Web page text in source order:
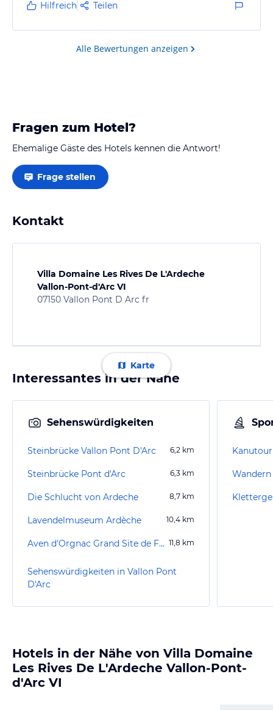
Hilfreich Teilen
Alle Bewertungen anzeigen
Fragen zum Hotel?
Ehemalige Gäste des Hotels kennen die Antwort!
Frage stellen
Kontakt
Villa Domaine Les Rives De L'Ardeche
Vallon-Pont-d'Arc VI
07150 Vallon Pont D Arc fr
Karte
Interessantes in der Nähe
Sehenswürdigkeiten
Steinbrücke Vallon Pont D'Arc 6,2 km
Steinbrücke Pont d'Arc 6,3 km
Die Schlucht von Ardeche 8,7 km
Lavendelmuseum Ardèche 10,4 km
Aven d'Orgnac Grand Site de France 11,8 km
Sehenswürdigkeiten in Vallon Pont
D'Arc
Hotels in der Nähe von Villa Domaine
Les Rives De L'Ardeche Vallon-Pont-
d'Arc VI